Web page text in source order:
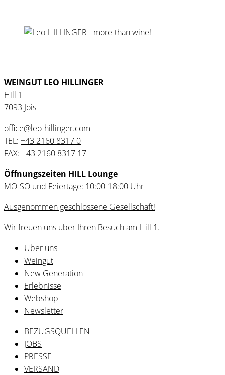
WEINGUT LEO HILLINGER
Hill 1
7093 Jois
office@leo-hillinger.com
TEL: +43 2160 8317 0
FAX: +43 2160 8317 17
Öffnungszeiten HILL Lounge
MO-SO und Feiertage: 10:00-18:00 Uhr
Ausgenommen geschlossene Gesellschaft!
Wir freuen uns über Ihren Besuch am Hill 1.
Über uns
Weingut
New Generation
Erlebnisse
Webshop
Newsletter
BEZUGSQUELLEN
JOBS
PRESSE
VERSAND